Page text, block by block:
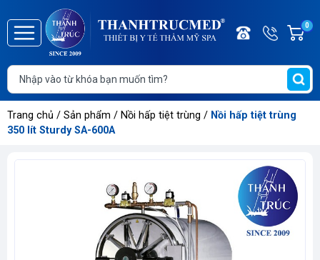
Trang
chủ
Giới
thiệu
Điện
thoại
Hotline/
Zalo
0
Trang chủ / Sản phẩm / Nồi hấp tiệt trùng / Nồi hấp tiệt trùng
350 lít Sturdy SA-600A